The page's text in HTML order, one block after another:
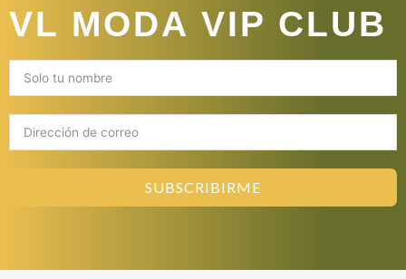
VL MODA VIP CLUB
SUBSCRIBIRME